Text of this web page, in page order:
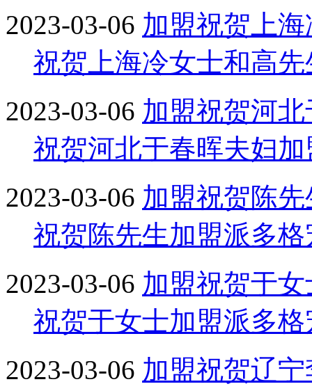
2023-03-06 加盟祝贺上
祝贺上海冷女士和高
2023-03-06 加盟祝贺河
祝贺河北于春晖夫妇
2023-03-06 加盟祝贺陈
祝贺陈先生加盟派多
2023-03-06 加盟祝贺于
祝贺于女士加盟派多
2023-03-06 加盟祝贺辽